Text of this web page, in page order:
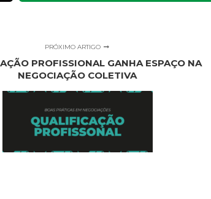
PRÓXIMO ARTIGO
PROFISSIONAL GANHA ESPAÇO NA
NEGOCIAÇÃO COLETIVA